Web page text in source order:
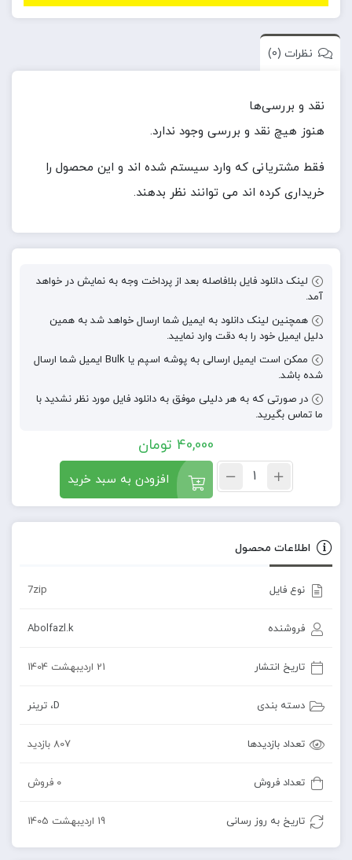
نظرات (0)
نقد و بررسی‌ها
هنوز هیچ نقد و بررسی وجود ندارد.
فقط مشتریانی که وارد سیستم شده اند و این محصول را
خریداری کرده اند می توانند نظر بدهند.
لینک دانلود فایل بلافاصله بعد از پرداخت وجه به نمایش در خواهد
آمد.
همچنین لینک دانلود به ایمیل شما ارسال خواهد شد به همین
دلیل ایمیل خود را به دقت وارد نمایید.
ممکن است ایمیل ارسالی به پوشه اسپم یا Bulk ایمیل شما ارسال
شده باشد.
در صورتی که به هر دلیلی موفق به دانلود فایل مورد نظر نشدید با
ما تماس بگیرید.
40,000 تومان
افزودن به سبد خرید
اطلاعات محصول
نوع فایل 7zip
فروشنده Abolfazl.k
تاریخ انتشار 21 اردیبهشت 1404
دسته بندی D، ترینر
تعداد بازدیدها 807 بازدید
تعداد فروش 0 فروش
تاریخ به روز رسانی 19 اردیبهشت 1405